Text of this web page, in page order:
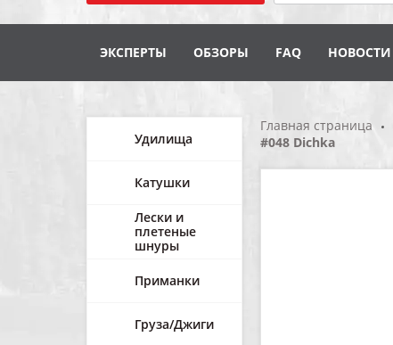
ЭКСПЕРТЫ ОБЗОРЫ FAQ НОВОСТИ
Главная страница
#048 Dichka
Удилища
Катушки
Лески и
плетеные
шнуры
Приманки
Груза/Джиги